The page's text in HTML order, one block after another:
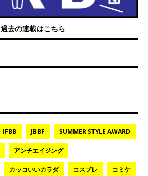
過去の連載はこちら
IFBB JBBF SUMMER STYLE AWARD
アンチエイジング
カッコいいカラダ コスプレ コミケ